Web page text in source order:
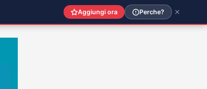
Aggiungi ora Perche?